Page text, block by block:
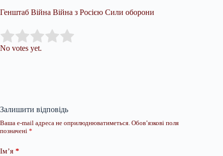
Генштаб Війна Війна з Росією Сили оборони
Rate this item:
No votes yet.
Залишити відповідь
Ваша e-mail адреса не оприлюднюватиметься. Обов’язкові поля
позначені *
Ім’я *